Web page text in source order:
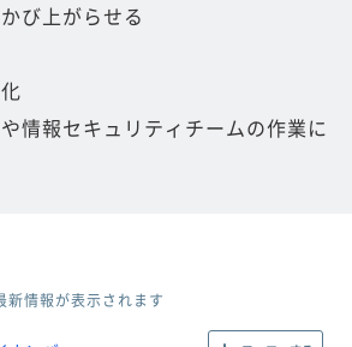
び上がらせる
情報セキュリティチームの作業に
新情報が表示されます